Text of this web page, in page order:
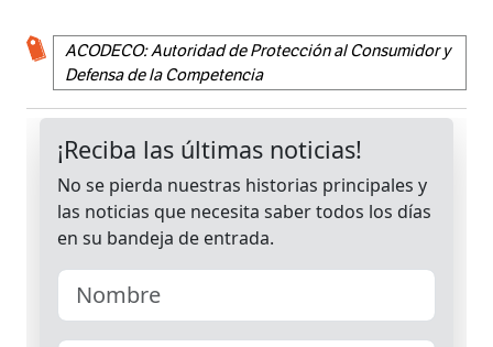
ACODECO: Autoridad de Protección al Consumidor y
Defensa de la Competencia